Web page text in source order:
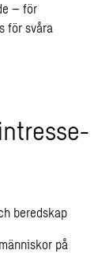
– för
för svåra
beredskap